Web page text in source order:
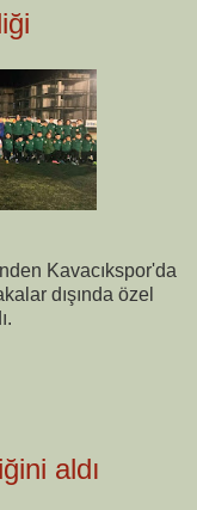
Kavacıkspor'da
dışında özel
aldı